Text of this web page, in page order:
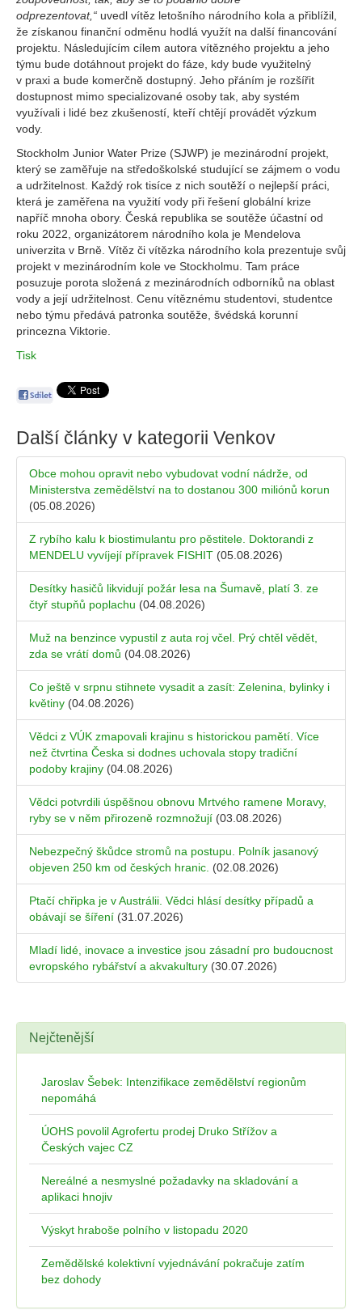
odprezentovat,“ uvedl vítěz letošního národního kola a přiblížil,
že získanou finanční odměnu hodlá využít na další financování
projektu. Následujícím cílem autora vítězného projektu a jeho
týmu bude dotáhnout projekt do fáze, kdy bude využitelný
v praxi a bude komerčně dostupný. Jeho přáním je rozšířit
dostupnost mimo specializované osoby tak, aby systém
využívali i lidé bez zkušeností, kteří chtějí provádět výzkum
vody.
Stockholm Junior Water Prize (SJWP) je mezinárodní projekt,
který se zaměřuje na středoškolské studující se zájmem o vodu
a udržitelnost. Každý rok tisíce z nich soutěží o nejlepší práci,
která je zaměřena na využití vody při řešení globální krize
napříč mnoha obory. Česká republika se soutěže účastní od
roku 2022, organizátorem národního kola je Mendelova
univerzita v Brně. Vítěz či vítězka národního kola prezentuje svůj
projekt v mezinárodním kole ve Stockholmu. Tam práce
posuzuje porota složená z mezinárodních odborníků na oblast
vody a její udržitelnost. Cenu vítěznému studentovi, studentce
nebo týmu předává patronka soutěže, švédská korunní
princezna Viktorie.
Tisk
Další články v kategorii Venkov
Obce mohou opravit nebo vybudovat vodní nádrže, od
Ministerstva zemědělství na to dostanou 300 miliónů korun
(05.08.2026)
Z rybího kalu k biostimulantu pro pěstitele. Doktorandi z
MENDELU vyvíjejí přípravek FISHIT (05.08.2026)
Desítky hasičů likvidují požár lesa na Šumavě, platí 3. ze
čtyř stupňů poplachu (04.08.2026)
Muž na benzince vypustil z auta roj včel. Prý chtěl vědět,
zda se vrátí domů (04.08.2026)
Co ještě v srpnu stihnete vysadit a zasít: Zelenina, bylinky i
květiny (04.08.2026)
Vědci z VÚK zmapovali krajinu s historickou pamětí. Více
než čtvrtina Česka si dodnes uchovala stopy tradiční
podoby krajiny (04.08.2026)
Vědci potvrdili úspěšnou obnovu Mrtvého ramene Moravy,
ryby se v něm přirozeně rozmnožují (03.08.2026)
Nebezpečný škůdce stromů na postupu. Polník jasanový
objeven 250 km od českých hranic. (02.08.2026)
Ptačí chřipka je v Austrálii. Vědci hlásí desítky případů a
obávají se šíření (31.07.2026)
Mladí lidé, inovace a investice jsou zásadní pro budoucnost
evropského rybářství a akvakultury (30.07.2026)
Nejčtenější
Jaroslav Šebek: Intenzifikace zemědělství regionům
nepomáhá
ÚOHS povolil Agrofertu prodej Druko Střížov a
Českých vajec CZ
Nereálné a nesmyslné požadavky na skladování a
aplikaci hnojiv
Výskyt hraboše polního v listopadu 2020
Zemědělské kolektivní vyjednávání pokračuje zatím
bez dohody